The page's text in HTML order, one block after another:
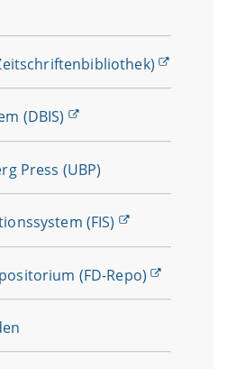
(DBIS)
Press (UBP)
(FIS)
(FD-Repo)